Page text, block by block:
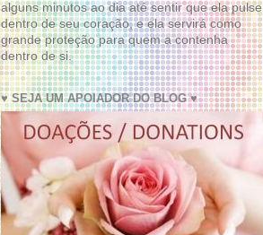
alguns minutos ao dia até sentir que ela pulse
dentro de seu coração, e ela servirá como
grande proteção para quem a contenha
dentro de si.
♥ SEJA UM APOIADOR DO BLOG ♥